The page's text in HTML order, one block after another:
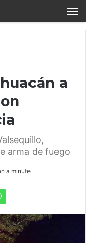
a
arma de fuego
a minute